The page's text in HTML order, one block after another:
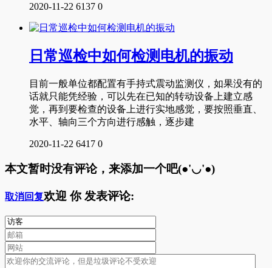
2020-11-22 6137 0
日常巡检中如何检测电机的振动
目前一般单位都配置有手持式震动监测仪，如果没有的
话就只能凭经验，可以先在已知的转动设备上建立感
觉，再到要检查的设备上进行实地感觉，要按照垂直、
水平、轴向三个方向进行感触，逐步建
2020-11-22 6417 0
本文暂时没有评论，来添加一个吧(●'◡'●)
取消回复欢迎 你发表评论: